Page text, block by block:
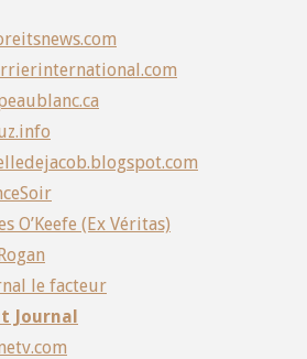
O’Keefe (Ex Véritas)
le facteur
Journal